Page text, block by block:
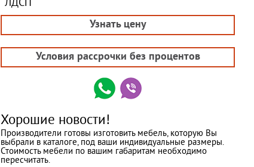
ЛДСП
Узнать цену
Условия рассрочки без процентов
Хорошие новости!
Производители готовы изготовить мебель, которую Вы
выбрали в каталоге, под ваши индивидуальные размеры.
Стоимость мебели по вашим габаритам необходимо
пересчитать.